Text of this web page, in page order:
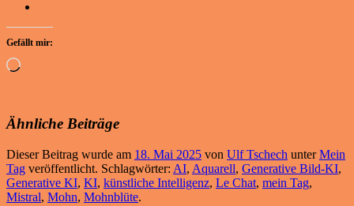
Gefällt mir:
Wird
Ähnliche Beiträge
Dieser Beitrag wurde am 18. Mai 2025 von Ulf Tschech unterMein
Tag veröffentlicht. Schlagwörter: AI, Aquarell, Generative Bild-KI,
Generative KI, KI, künstliche Intelligenz, Le Chat, mein Tag,
Mistral, Mohn, Mohnblüte.